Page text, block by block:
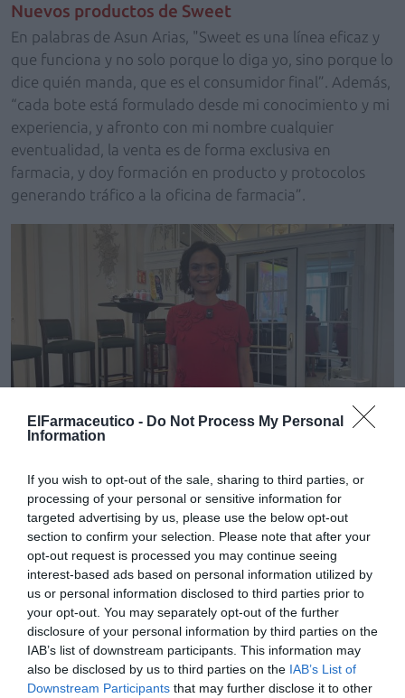
ElFarmaceutico - Do Not Process My Personal
Information
If you wish to opt-out of the sale, sharing to third parties, or
processing of your personal or sensitive information for
targeted advertising by us, please use the below opt-out
section to confirm your selection. Please note that after your
opt-out request is processed you may continue seeing
interest-based ads based on personal information utilized by
us or personal information disclosed to third parties prior to
your opt-out. You may separately opt-out of the further
disclosure of your personal information by third parties on the
IAB’s list of downstream participants. This information may
also be disclosed by us to third parties on the IAB’s List of
Downstream Participants that may further disclose it to other
Nuevos productos de Sweet
En palabras de Asun Arias, "Sweet es una línea eficaz y
que funciona y no solo porque lo diga yo, sino porque lo
dice quién manda, que es el consumidor final”. Además,
“cada bote está formulado desde mi conocimiento y mi
experiencia, y afronto con mi nombre cualquier
eventualidad, la venta es de forma exclusiva en
farmacia, y doy formación en producto y protocolos
generando tráfico a la oficina de farmacia”.
Uno de los nuevos productos de Sweet está destinado
al dolor crónico (neuropático y músculo esquelético)
y llegará en diciembre, y el otro es creatina que irá
acompañada de tirosina, un sobre sin sabor, que aporta
energía, motivación y concentración.
Así, estos dos nuevos productos se suman a las 8 ya
existentes: SFC (sofocos), ANX (ansiedad y estrés), SEC
(sequedad de piel y mucosas), ANHE (salud de las
mucosas), D3UP(5 en 1: huesos, piel, intestino, salud